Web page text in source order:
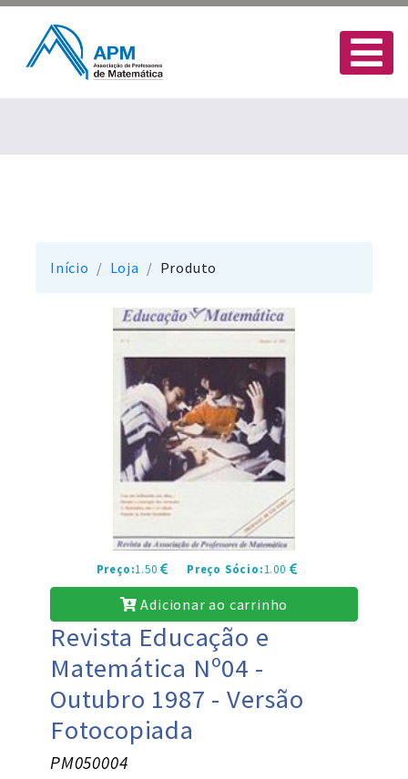
Início Loja Produto
Preço:1.50 Preço Sócio:1.00
Adicionar ao carrinho
Revista Educação e
Matemática Nº04 -
Outubro 1987 - Versão
Fotocopiada
PM050004